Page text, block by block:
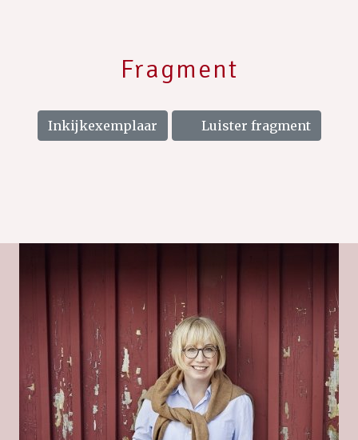
Fragment
Inkijkexemplaar Luister fragment